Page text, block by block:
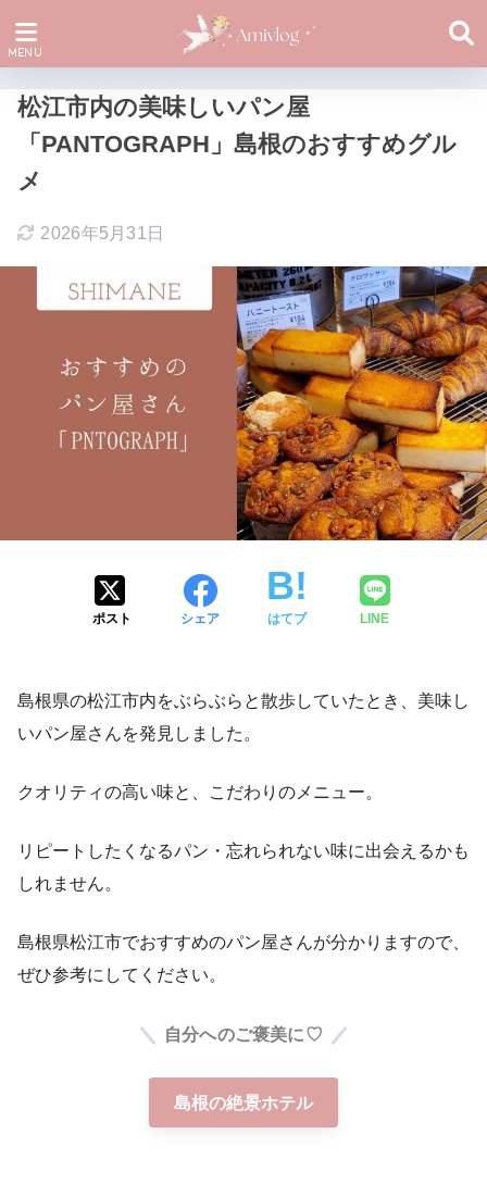
松江市内の美味しいパン屋
「PANTOGRAPH」島根のおすすめグル
メ
2026年5月31日
ポスト シェア はてブ LINE
島根県の松江市内をぶらぶらと散歩していたとき、美味し
いパン屋さんを発見しました。
クオリティの高い味と、こだわりのメニュー。
リピートしたくなるパン・忘れられない味に出会えるかも
しれません。
島根県松江市でおすすめのパン屋さんが分かりますので、
ぜひ参考にしてください。
自分へのご褒美に♡
島根の絶景ホテル